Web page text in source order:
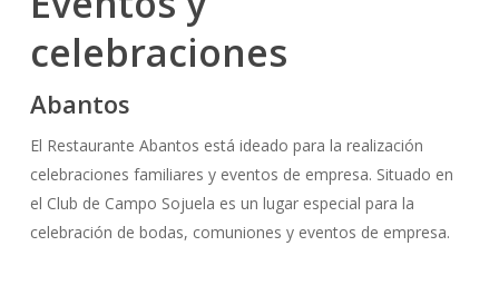
celebraciones
Abantos
El Restaurante Abantos está ideado para la realización
celebraciones familiares y eventos de empresa. Situado en
el Club de Campo Sojuela es un lugar especial para la
celebración de bodas, comuniones y eventos de empresa.